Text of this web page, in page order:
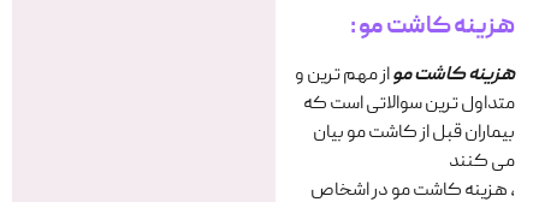
هزینه کاشت مو :
هزینه کاشت مواز مهم ترین و
متداول ترین سوالاتی است که
بیماران قبل از کاشت مو بیان
می کنند
، هزینه کاشت مو در اشخاص